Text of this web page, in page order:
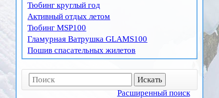
Тюбинг круглый год
Активный отдых летом
Тюбинг MSP100
Гламурная Ватрушка GLAMS100
Пошив спасательных жилетов
Расширенный поиск